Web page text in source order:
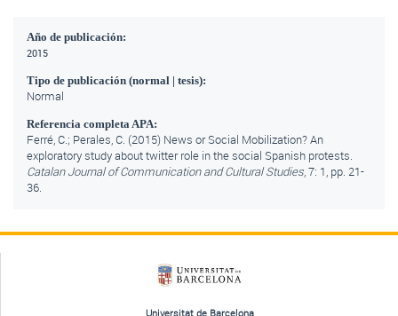
Año de publicación:
2015
Tipo de publicación (normal | tesis):
Normal
Referencia completa APA:
Ferré, C.; Perales, C. (2015) News or Social Mobilization? An
exploratory study about twitter role in the social Spanish protests.
Catalan Journal of Communication and Cultural Studies, 7: 1, pp. 21-
36.
Universitat de Barcelona